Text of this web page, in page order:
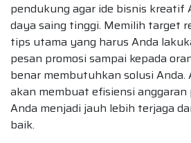
pendukung agar ide bisnis kreatif
daya saing tinggi. Memilih target
tips utama yang harus Anda
pesan promosi sampai kepada
benar membutuhkan solusi
akan membuat efisiensi anggaran
Anda menjadi jauh lebih terjaga
baik.